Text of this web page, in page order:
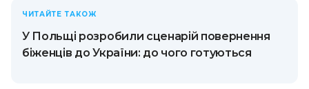
ЧИТАЙТЕ ТАКОЖ
У Польщі розробили сценарій повернення
біженців до України: до чого готуються